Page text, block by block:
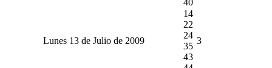
Lunes 13 de Julio de 2009
14
22
24
35
43
3